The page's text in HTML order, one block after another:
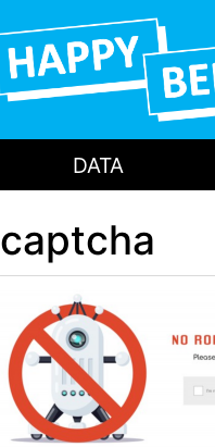
DATA
captcha